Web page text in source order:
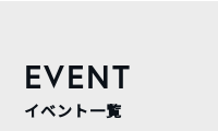
EVENT
イベント一覧